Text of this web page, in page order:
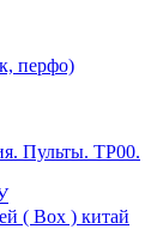
перфо)
Пульты. TP00.
( Box ) китай